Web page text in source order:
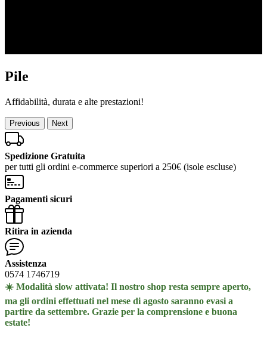
Pile
Affidabilità, durata e alte prestazioni!
Previous Next
Spedizione Gratuita
per tutti gli ordini e-commerce superiori a 250€ (isole escluse)
Pagamenti sicuri
Ritira in azienda
Assistenza
0574 1746719
☀️ Modalità slow attivata! Il nostro shop resta sempre aperto,
ma gli ordini effettuati nel mese di agosto saranno evasi a
partire da settembre. Grazie per la comprensione e buona
estate!